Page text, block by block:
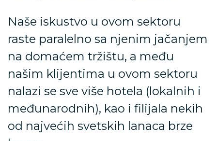
Naše iskustvo u ovom sektoru
raste paralelno sa njenim jačanjem
na domaćem tržištu, a među
našim klijentima u ovom sektoru
nalazi se sve više hotela (lokalnih i
međunarodnih), kao i filijala nekih
od najvećih svetskih lanaca brze